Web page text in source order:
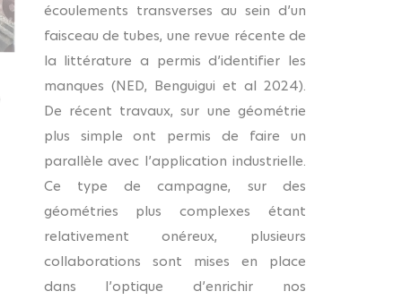
écoulements transverses au sein d’un
faisceau de tubes, une revue récente de
la littérature a permis d’identifier les
manques (NED, Benguigui et al 2024).
De récent travaux, sur une géométrie
plus simple ont permis de faire un
parallèle avec l’application industrielle.
Ce type de campagne, sur des
géométries plus complexes étant
relativement onéreux, plusieurs
collaborations sont mises en place
dans l’optique d’enrichir nos